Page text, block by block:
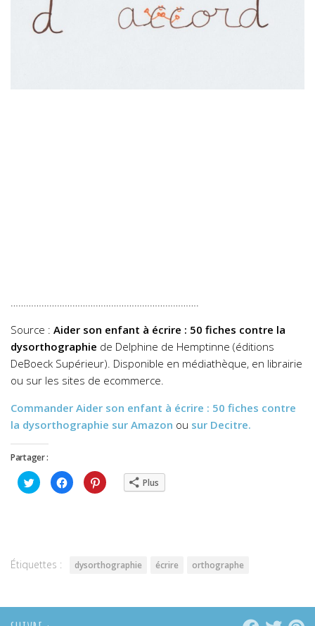
……………………………………………………………….
Source : Aider son enfant à écrire : 50 fiches contre la
dysorthographie de Delphine de Hemptinne (éditions
DeBoeck Supérieur). Disponible en médiathèque, en librairie
ou sur les sites de ecommerce.
Commander Aider son enfant à écrire : 50 fiches contre
la dysorthographie sur Amazon ou sur Decitre.
Partager :
Cliquez
pour
partager
Cliquez
pour
partager
Cliquez
pour Plus
Étiquettes : dysorthographie écrire orthographe